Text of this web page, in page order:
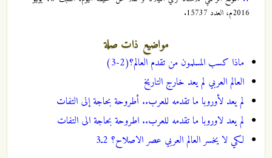
2016م، العدد 15737.
مواضيع ذات صلة
ماذا كسب المسلمون من تقدم العالم؟(2-3)
العالم العربي لم يعد خارج التاريخ
لم يعد لأوروبا ما تقدمه للعرب.. أطروحة بحاجة إلى التفات
لم يعد لاوروبا ما تقدمه للعرب.. اطروحة بحاجة الى التفات
لكي لا يخسر العالم العربي عصر الاصلاح؟ 2ـ3